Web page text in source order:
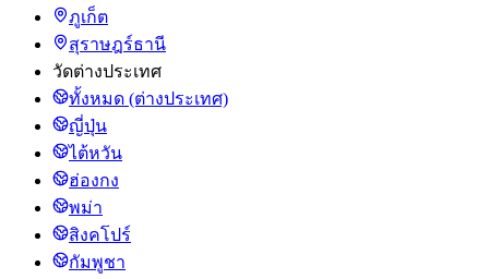
ภูเก็ต
สุราษฎร์ธานี
วัดต่างประเทศ
ทั้งหมด (ต่างประเทศ)
ญี่ปุ่น
ไต้หวัน
ฮ่องกง
พม่า
สิงคโปร์
กัมพูชา